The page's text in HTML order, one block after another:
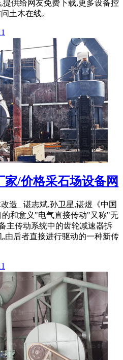
供给网友免费下载,更多设备控
土木在线。
家/价格采石场设备网
造_ 谌志斌,孙卫星,谌煜《中国
的和意义"电气直接传动"又称"无
主传动系统中的齿轮减速器拆
,由后者直接进行驱动的一种新传